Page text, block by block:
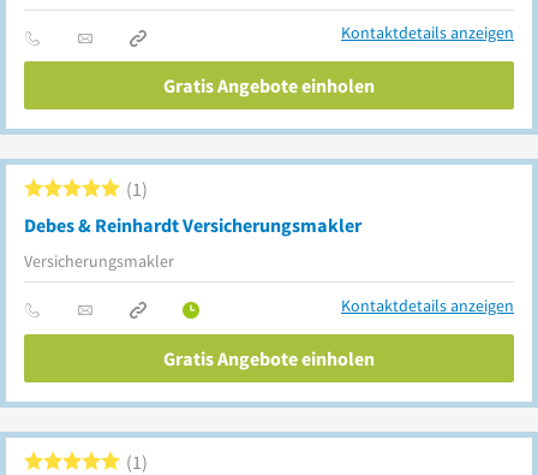
Kontaktdetails anzeigen
Gratis Angebote einholen
Debes & Reinhardt Versicherungsmakler
Versicherungsmakler
1
Kontaktdetails anzeigen
Gratis Angebote einholen
1